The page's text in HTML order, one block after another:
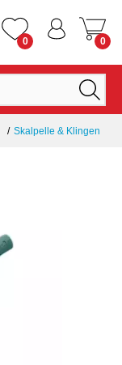
0 0
Skalpelle & Klingen